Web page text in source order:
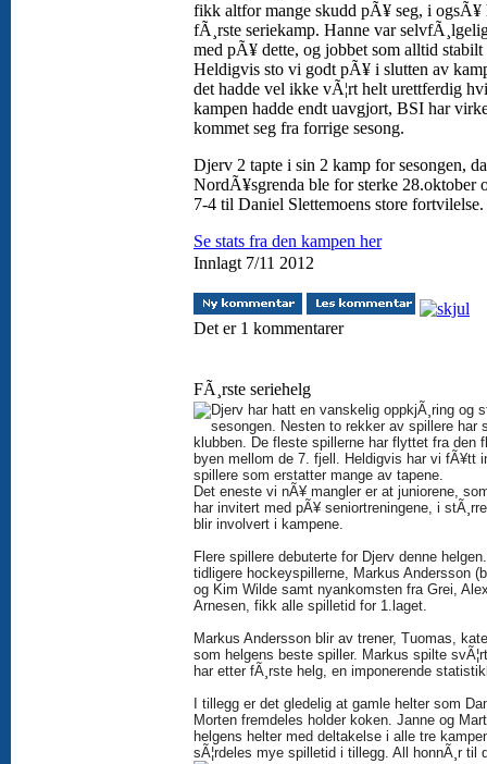
fikk altfor mange skudd pÃ¥ seg, i ogsÃ¥
fÃ¸rste seriekamp. Hanne var
med pÃ¥ dette, og jobbet som alltid stabilt
Heldigvis sto vi godt pÃ¥ i slutten av
det hadde vel ikke vÃ¦rt helt urettferdig
kampen hadde endt uavgjort, BSI har
kommet seg fra forrige sesong.
Djerv 2 tapte i sin 2 kamp for sesongen, da
NordÃ¥sgrenda ble for sterke 28.oktober
7-4 til Daniel Slettemoens store fortvilelse.
Se stats fra den kampen her
Innlagt 7/11 2012
Det er 1 kommentarer
FÃ¸rste seriehelg
Djerv har hatt en vanskelig oppkjÃ¸ring og
sesongen. Nesten to rekker av spillere har
klubben. De fleste spillerne har flyttet fra den
byen mellom de 7. fjell. Heldigvis har vi fÃ¥tt
spillere som erstatter mange av tapene.
Det eneste vi nÃ¥ mangler er at juniorene,
har invitert med pÃ¥ seniortreningene, i
blir involvert i kampene.
Flere spillere debuterte for Djerv denne
tidligere hockeyspillerne, Markus Andersson
og Kim Wilde samt nyankomsten fra Grei,
Arnesen, fikk alle spilletid for 1.laget.
Markus Andersson blir av trener, Tuomas,
som helgens beste spiller. Markus spilte
har etter fÃ¸rste helg, en imponerende
I tillegg er det gledelig at gamle helter som
Morten fremdeles holder koken. Janne og
helgens helter med deltakelse i alle tre
sÃ¦rdeles mye spilletid i tillegg. All honnÃ¸r til